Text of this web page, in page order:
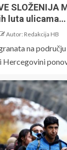
SLOŽENIJA
luta ulicama…
Autor: Redakcija HB
na
Hercegovini